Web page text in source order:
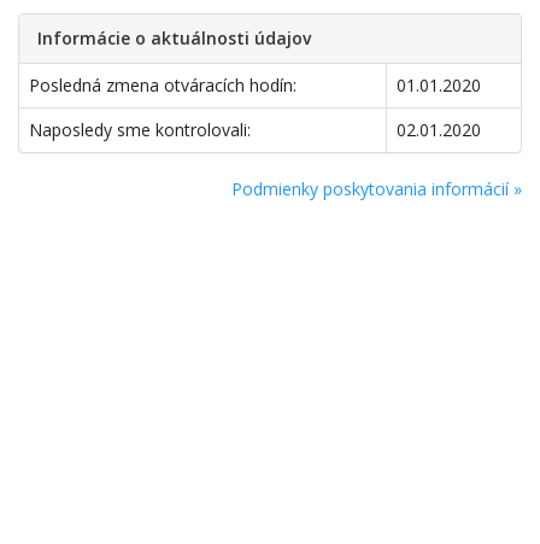
Informácie o aktuálnosti údajov
Posledná zmena otváracích hodín:
01.01.2020
Naposledy sme kontrolovali:
02.01.2020
Podmienky poskytovania informácií »